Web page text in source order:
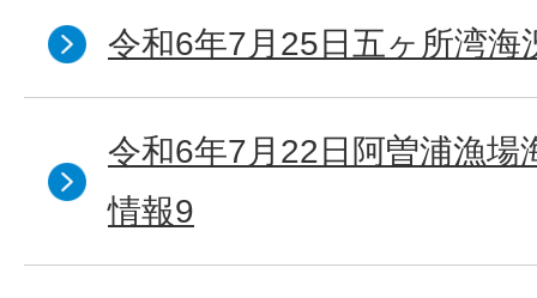
令和6年7月25日五ヶ所湾海
令和6年7月22日阿曽浦漁場
情報9